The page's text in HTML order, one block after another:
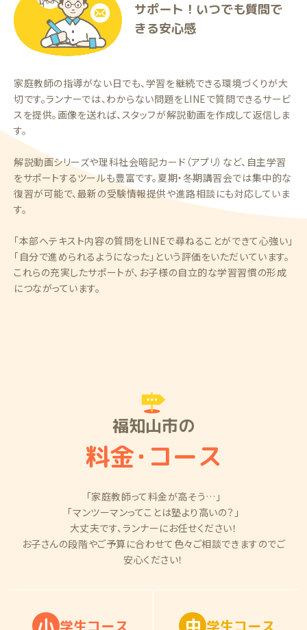
サポート！いつでも質問で
きる安心感
家庭教師の指導がない日でも、学習を継続できる環境づくりが大
切です。ランナーでは、わからない問題をLINEで質問できるサービ
スを提供。画像を送れば、スタッフが解説動画を作成して返信しま
す。
解説動画シリーズや理科社会暗記カード（アプリ）など、自主学習
をサポートするツールも豊富です。夏期・冬期講習会では集中的な
復習が可能で、最新の受験情報提供や進路相談にも対応していま
す。
「本部へテキスト内容の質問をLINEで尋ねることができて心強い」
「自分で進められるようになった」という評価をいただいています。
これらの充実したサポートが、お子様の自立的な学習習慣の形成
につながっています。
福知山市の
料金・コース
「家庭教師って料金が高そう…」
「マンツーマンってことは塾より高いの？」
大丈夫です、ランナーにお任せください！
お子さんの段階やご予算に合わせて色々ご相談できますのでご
安心ください！
学生コース 学生コース